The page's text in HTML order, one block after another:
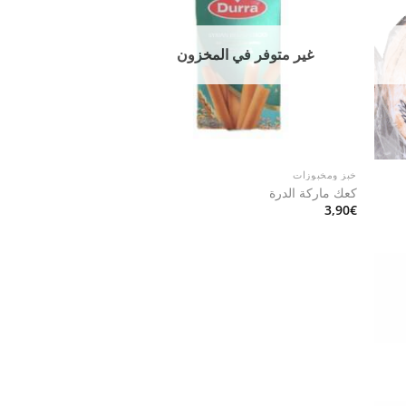
غير متوفر في المخزون
خبز ومخبوزات
كعك ماركة الدرة
3,90€